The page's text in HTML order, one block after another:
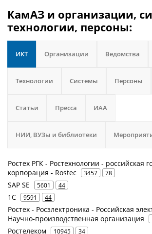
КамАЗ и организации,
технологии, персоны:
ИКТ Организации Ведомства
Технологии Системы Персоны
Статьи Пресса ИАА
НИИ, ВУЗы и библиотеки
Ростех РГК - Ростехнологии - российская
корпорация - Rostec
3457 78
SAP SE 5601 44
1С 9591 44
Ростех - Росэлектроника - Российская
Научно-производственная организация
Ростелеком 10945 34